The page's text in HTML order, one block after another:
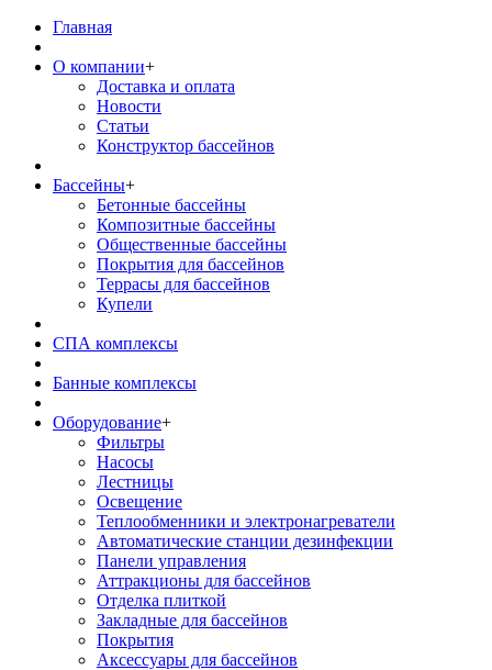
Главная
О компании+
Доставка и оплата
Новости
Статьи
Конструктор бассейнов
Бассейны+
Бетонные бассейны
Композитные бассейны
Общественные бассейны
Покрытия для бассейнов
Террасы для бассейнов
Купели
СПА комплексы
Банные комплексы
Оборудование+
Фильтры
Насосы
Лестницы
Освещение
Теплообменники и электронагреватели
Автоматические станции дезинфекции
Панели управления
Аттракционы для бассейнов
Отделка плиткой
Закладные для бассейнов
Покрытия
Аксессуары для бассейнов